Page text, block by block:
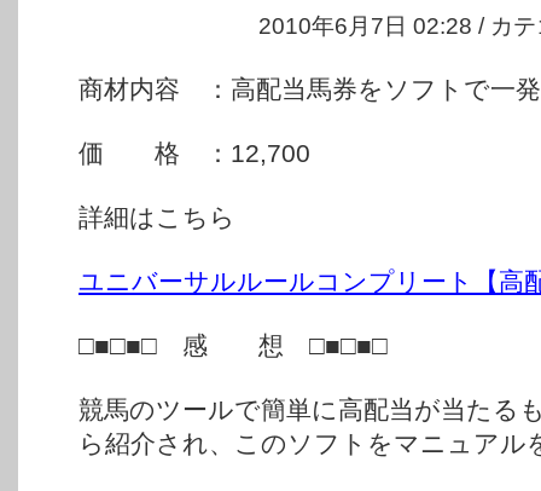
2010年6月7日 02:28 / カ
商材内容 ：高配当馬券をソフトで一
価 格 ：12,700
詳細はこちら
ユニバーサルルールコンプリート【高
□■□■□ 感 想 □■□■□
競馬のツールで簡単に高配当が当たる
ら紹介され、このソフトをマニュアル